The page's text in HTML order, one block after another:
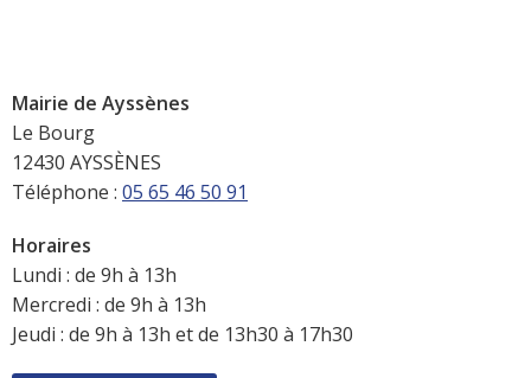
Mairie de Ayssènes
Le Bourg
12430 AYSSÈNES
Téléphone : 05 65 46 50 91
Horaires
Lundi : de 9h à 13h
Mercredi : de 9h à 13h
Jeudi : de 9h à 13h et de 13h30 à 17h30